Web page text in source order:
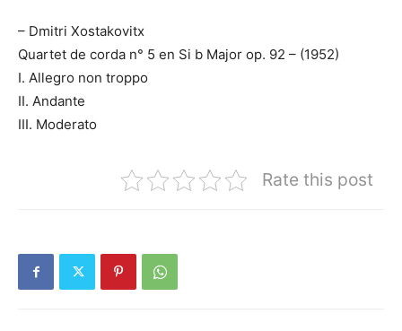
– Dmitri Xostakovitx
Quartet de corda n° 5 en Si b Major op. 92 – (1952)
I. Allegro non troppo
II. Andante
III. Moderato
Rate this post